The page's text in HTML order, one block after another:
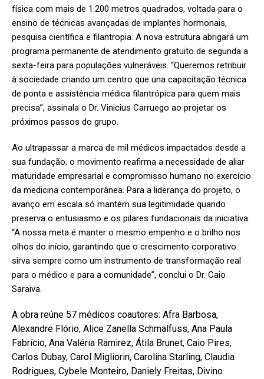
física com mais de 1.200 metros quadrados, voltada para o
ensino de técnicas avançadas de implantes hormonais,
pesquisa científica e filantropia. A nova estrutura abrigará um
programa permanente de atendimento gratuito de segunda a
sexta-feira para populações vulneráveis. “Queremos retribuir
à sociedade criando um centro que una capacitação técnica
de ponta e assistência médica filantrópica para quem mais
precisa”, assinala o Dr. Vinicius Carruego ao projetar os
próximos passos do grupo.
Ao ultrapassar a marca de mil médicos impactados desde a
sua fundação, o movimento reafirma a necessidade de aliar
maturidade empresarial e compromisso humano no exercício
da medicina contemporânea. Para a liderança do projeto, o
avanço em escala só mantém sua legitimidade quando
preserva o entusiasmo e os pilares fundacionais da iniciativa.
“A nossa meta é manter o mesmo empenho e o brilho nos
olhos do início, garantindo que o crescimento corporativo
sirva sempre como um instrumento de transformação real
para o médico e para a comunidade”, conclui o Dr. Caio
Saraiva.
A obra reúne 57 médicos coautores: Afra Barbosa,
Alexandre Flório, Alice Zanella Schmalfuss, Ana Paula
Fabrício, Ana Valéria Ramirez, Átila Brunet, Caio Pires,
Carlos Dubay, Carol Migliorin, Carolina Starling, Claudia
Rodrigues, Cybele Monteiro, Daniely Freitas, Divino